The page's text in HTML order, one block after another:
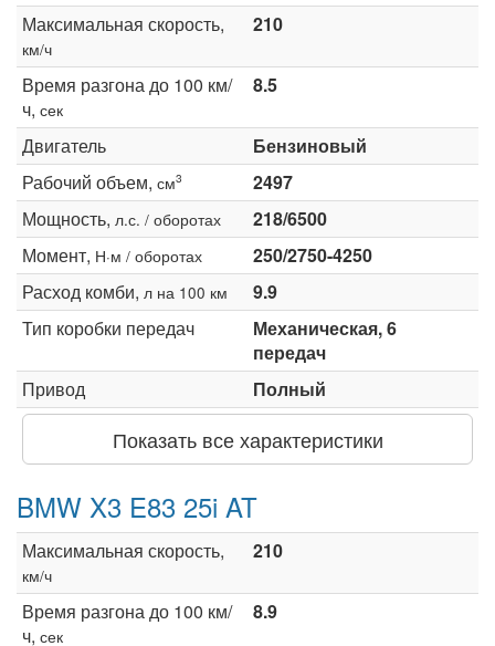
Максимальная скорость,
км/ч
210
Время разгона до 100 км/
ч, сек
8.5
Двигатель
Бензиновый
Рабочий объем, см3
2497
Мощность, л.с. / оборотах
218/6500
Момент, Н·м / оборотах
250/2750-4250
Расход комби, л на 100 км
9.9
Тип коробки передач
Механическая, 6
передач
Привод
Полный
Показать все характеристики
BMW X3 E83 25i AT
Максимальная скорость,
км/ч
210
Время разгона до 100 км/
ч, сек
8.9